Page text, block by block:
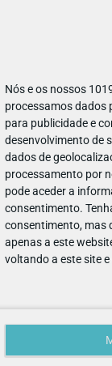
Nós e os nossos
processamos dados
para publicidade e
desenvolvimento de
dados de
processamento por
pode aceder a
consentimento.
consentimento, mas
apenas a este
voltando a este site
analisar,
ler ou ver
precedentes.
e usamos a
pode
é